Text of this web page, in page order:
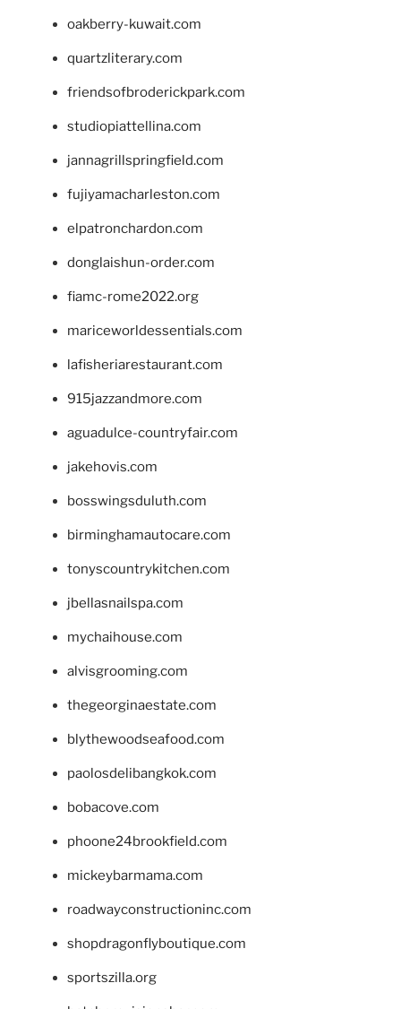
oakberry-kuwait.com
quartzliterary.com
friendsofbroderickpark.com
studiopiattellina.com
jannagrillspringfield.com
fujiyamacharleston.com
elpatronchardon.com
donglaishun-order.com
fiamc-rome2022.org
mariceworldessentials.com
lafisheriarestaurant.com
915jazzandmore.com
aguadulce-countryfair.com
jakehovis.com
bosswingsduluth.com
birminghamautocare.com
tonyscountrykitchen.com
jbellasnailspa.com
mychaihouse.com
alvisgrooming.com
thegeorginaestate.com
blythewoodseafood.com
paolosdelibangkok.com
bobacove.com
phoone24brookfield.com
mickeybarmama.com
roadwayconstructioninc.com
shopdragonflyboutique.com
sportszilla.org